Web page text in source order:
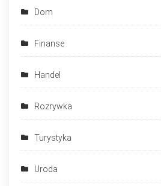
Dom
Finanse
Handel
Rozrywka
Turystyka
Uroda